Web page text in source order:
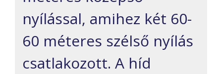
nyílással, amihez két 60-
60 méteres szélső nyílás
csatlakozott. A híd